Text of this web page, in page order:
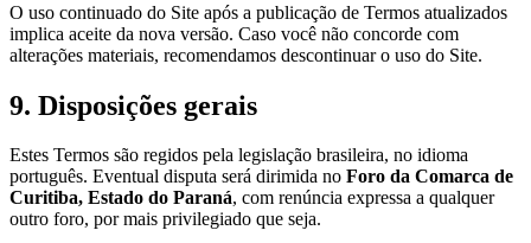
O uso continuado do Site após a publicação de Termos atualizados
implica aceite da nova versão. Caso você não concorde com
alterações materiais, recomendamos descontinuar o uso do Site.
9. Disposições gerais
Estes Termos são regidos pela legislação brasileira, no idioma
português. Eventual disputa será dirimida no Foro da Comarca de
Curitiba, Estado do Paraná, com renúncia expressa a qualquer
outro foro, por mais privilegiado que seja.